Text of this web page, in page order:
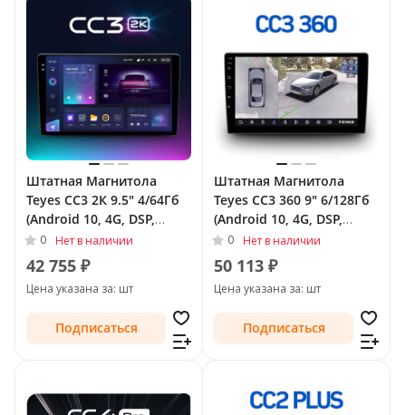
Штатная Магнитола
Teyes CC3 2К 9.5" 4/64Гб
(Android 10, 4G, DSP,
QLed) для Opel Insignia I
2008 - 2013
0 Нет в наличии
42 755 ₽
Цена указана за: шт
Подписаться
Штатная Магнитола
Teyes CC3 360 9" 6/128Гб
(Android 10, 4G, DSP,
QLed) - круговой обзор
для Opel Astra H
Рестайлинг 2006 - 2014
Тип-F2
0 Нет в наличии
50 113 ₽
Цена указана за: шт
Подписаться